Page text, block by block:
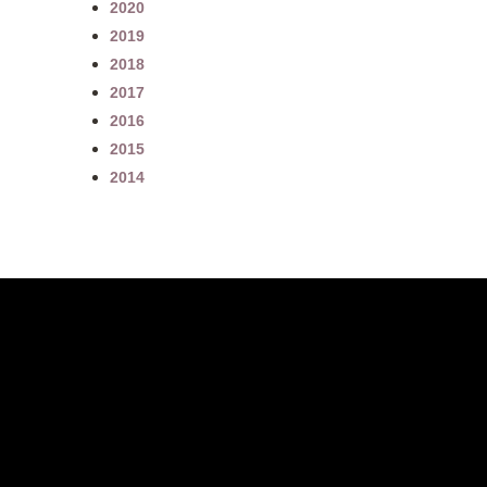
2020
2019
2018
2017
2016
2015
2014